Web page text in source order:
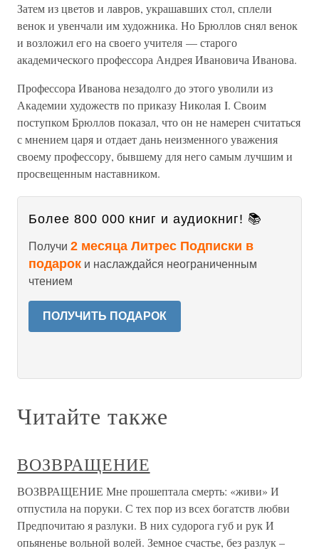
Затем из цветов и лавров, украшавших стол, сплели
венок и увенчали им художника. Но Брюллов снял венок
и возложил его на своего учителя — старого
академического профессора Андрея Ивановича Иванова.
Профессора Иванова незадолго до этого уволили из
Академии художеств по приказу Николая I. Своим
поступком Брюллов показал, что он не намерен считаться
с мнением царя и отдает дань неизменного уважения
своему профессору, бывшему для него самым лучшим и
просвещенным наставником.
Более 800 000 книг и аудиокниг! 📚
Получи 2 месяца Литрес Подписки в
подарок и наслаждайся неограниченным
чтением
ПОЛУЧИТЬ ПОДАРОК
Читайте также
ВОЗВРАЩЕНИЕ
ВОЗВРАЩЕНИЕ Мне прошептала смерть: «живи» И
отпустила на поруки. С тех пор из всех богатств любви
Предпочитаю я разлуки. В них судорога губ и рук И
опьяненье вольной волей. Земное счастье, без разлук –